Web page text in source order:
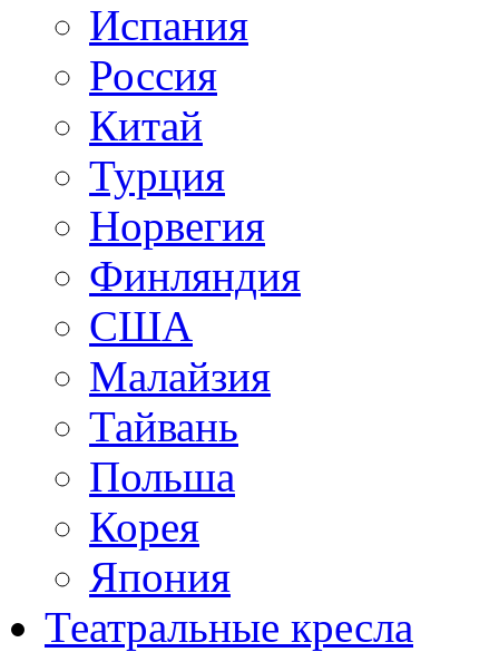
Испания
Россия
Китай
Турция
Норвегия
Финляндия
США
Малайзия
Тайвань
Польша
Корея
Япония
Театральные кресла